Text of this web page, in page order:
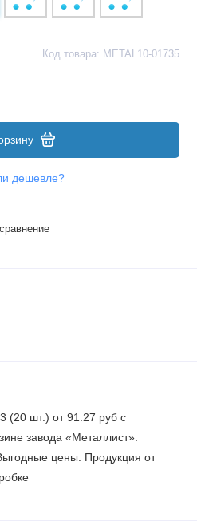
Код товара: METAL10-01735
дешевле?
шт.) от 91.27 руб с
завода «Металлист».
цены. Продукция от